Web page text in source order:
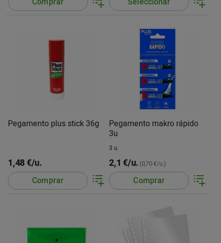
Pegamento plus stick 36g
1,48 €/u.
Comprar
Pegamento makro rápido
3u
3 u.
2,1 €/u. (0,70 €/u.)
Comprar